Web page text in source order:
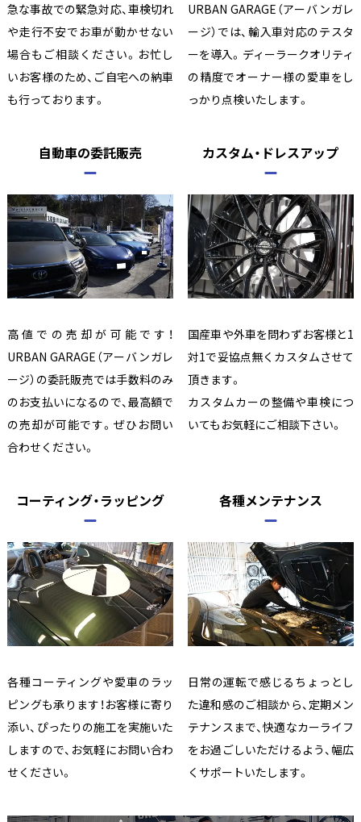
急な事故での緊急対応、車検切れ
や走行不安でお車が動かせない
場合もご相談ください。お忙し
いお客様のため、ご自宅への納車
も行っております。
URBAN GARAGE（アーバンガレ
ージ）では、輸入車対応のテスタ
ーを導入。ディーラークオリティ
の精度でオーナー様の愛車をし
っかり点検いたします。
自動車の委託販売
高値での売却が可能です！
URBAN GARAGE（アーバンガレ
ージ）の委託販売では手数料のみ
のお支払いになるので、最高額で
の売却が可能です。ぜひお問い
合わせください。
カスタム・ドレスアップ
国産車や外車を問わずお客様と1
対1で妥協点無くカスタムさせて
頂きます。
カスタムカーの整備や車検につ
いてもお気軽にご相談下さい。
コーティング・ラッピング
各種コーティングや愛車のラッ
ピングも承ります！お客様に寄り
添い、ぴったりの施工を実施いた
しますので、お気軽にお問い合わ
せください。
各種メンテナンス
日常の運転で感じるちょっとし
た違和感のご相談から、定期メン
テナンスまで、快適なカーライフ
をお過ごしいただけるよう、幅広
くサポートいたします。